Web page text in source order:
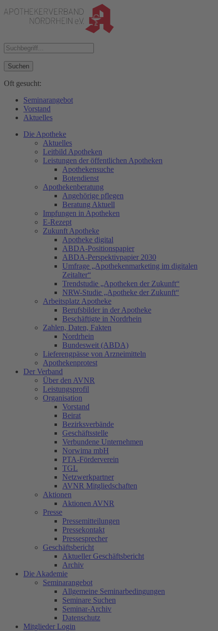
Suchen
Oft gesucht:
Seminarangebot
Vorstand
Aktuelles
Die Apotheke
Aktuelles
Leitbild Apotheken
Leistungen der öffentlichen Apotheken
Apothekensuche
Botendienst
Apothekenberatung
Angehörige pflegen
Beratung Aktuell
Impfungen in Apotheken
E-Rezept
Zukunft Apotheke
Apotheke digital
ABDA-Positionspapier
ABDA-Perspektivpapier 2030
Umfrage „Apothekenmarketing im digitalen
Zeitalter“
Trendstudie „Apotheken der Zukunft“
NRW-Studie „Apotheke der Zukunft“
Arbeitsplatz Apotheke
Berufsbilder in der Apotheke
Beschäftigte in Nordrhein
Zahlen, Daten, Fakten
Nordrhein
Bundesweit (ABDA)
Lieferengpässe von Arzneimitteln
Apothekenprotest
Der Verband
Über den AVNR
Leistungsprofil
Organisation
Vorstand
Beirat
Bezirksverbände
Geschäftsstelle
Verbundene Unternehmen
Norwima mbH
PTA-Förderverein
TGL
Netzwerkpartner
AVNR Mitgliedschaften
Aktionen
Aktionen AVNR
Presse
Pressemitteilungen
Pressekontakt
Pressesprecher
Geschäftsbericht
Aktueller Geschäftsbericht
Archiv
Die Akademie
Seminarangebot
Allgemeine Seminarbedingungen
Seminare Suchen
Seminar-Archiv
Datenschutz
Mitglieder Login